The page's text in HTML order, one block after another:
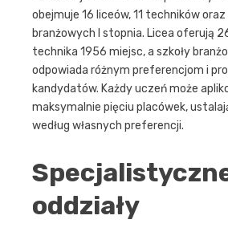
obejmuje 16 liceów, 11 techników oraz
branżowych I stopnia. Licea oferują
technika 1956 miejsc, a szkoły
odpowiada różnym preferencjom i
kandydatów. Każdy uczeń może
maksymalnie pięciu placówek,
według własnych preferencji.
oddziały